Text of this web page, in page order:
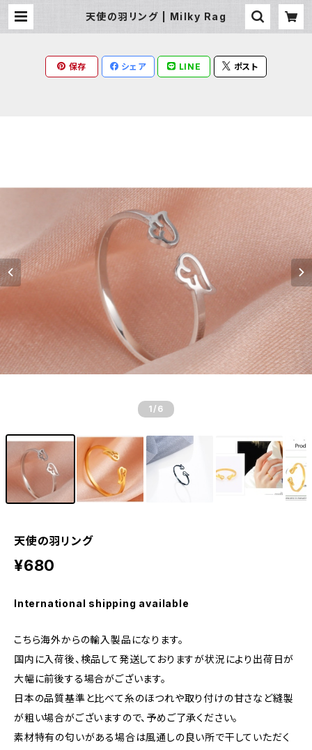
天使の羽リング | Milky Rag
保存 シェア LINE ポスト
1 /6
天使の羽リング
¥680
International shipping available
こちら海外からの輸入製品になります。
国内に入荷後、検品して発送しておりますが状況により出荷日が
大幅に前後する場合がございます。
日本の品質基準と比べて糸のほつれや取り付けの甘さなど縫製
が粗い場合がございますので、予めご了承ください。
素材特有の匂いがある場合は風通しの良い所で干していただく